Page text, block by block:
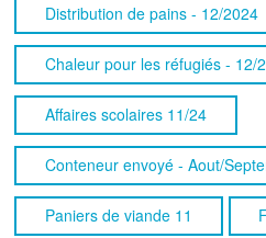
Distribution de pains - 12/2024
Chaleur pour les réfugiés - 12/
Affaires scolaires 11/24
Conteneur envoyé - Aout/
Paniers de viande 11